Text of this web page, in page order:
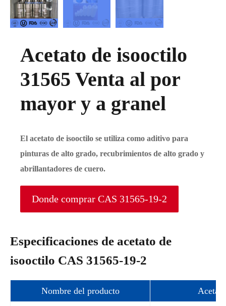
Acetato de isooctilo
31565 Venta al por
mayor y a granel
El acetato de isooctilo se utiliza como aditivo para
pinturas de alto grado, recubrimientos de alto grado y
abrillantadores de cuero.
Donde comprar CAS 31565-19-2
Especificaciones de acetato de
isooctilo CAS 31565-19-2
Nombre del producto